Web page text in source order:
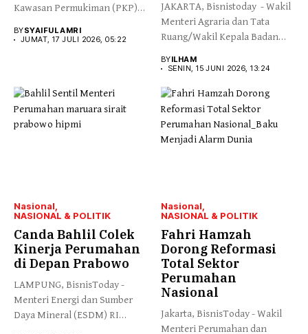
Kawasan Permukiman (PKP)
BYSYAIFUL AMRI
JUMAT, 17 JULI 2026, 05:22
JAKARTA, Bisnistoday - Wakil
Menteri Agraria dan Tata
Ruang/Wakil Kepala Badan
BYILHAM
SENIN, 15 JUNI 2026, 13:24
Nasional
NASIONAL & POLITIK
Canda Bahlil Colek
Kinerja Perumahan
di Depan Prabowo
LAMPUNG, BisnisToday -
Menteri Energi dan Sumber
Daya Mineral (ESDM) RI
Nasional
NASIONAL & POLITIK
Fahri Hamzah
Dorong Reformasi
Total Sektor
Perumahan
Nasional
Jakarta, BisnisToday - Wakil
Menteri Perumahan dan